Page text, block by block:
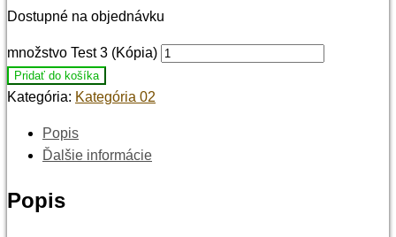
Dostupné na objednávku
množstvo Test 3 (Kópia)
Pridať do košíka
Kategória: Kategória 02
Popis
Ďalšie informácie
Popis